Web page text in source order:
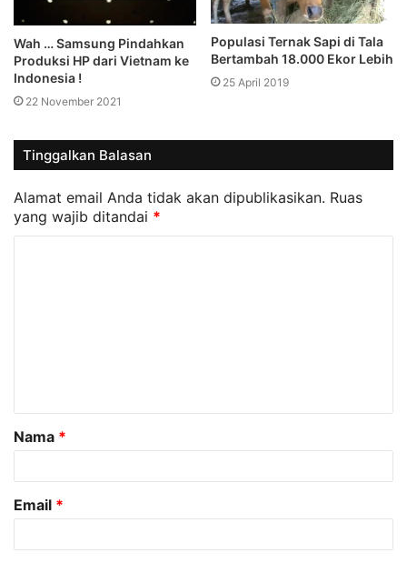
Wah … Samsung Pindahkan
Produksi HP dari Vietnam ke
Indonesia !
22 November 2021
Populasi Ternak Sapi di Tala
Bertambah 18.000 Ekor Lebih
25 April 2019
Tinggalkan Balasan
Alamat email Anda tidak akan dipublikasikan. Ruas
yang wajib ditandai *
a
r
Nama *
Email *